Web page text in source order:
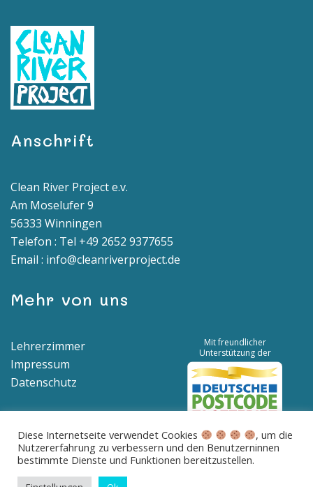
Anschrift
Clean River Project e.v.
Am Moselufer 9
56333 Winningen
Telefon : Tel +49 2652 9377655
Email : info@cleanriverproject.de
Mehr von uns
Lehrerzimmer
Impressum
Datenschutz
Mit freundlicher
Unterstützung der
Spendenkonto | IBAN: DE04 5776 1591 8100 0538 00 | BIC:
Betreff: Spende für saubere Flüsse und Meere
Diese Internetseite verwendet Cookies
, um die
Nutzererfahrung zu verbessern und den Benutzerninnen
bestimmte Dienste und Funktionen bereitzustellen.